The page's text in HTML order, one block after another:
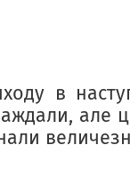
в
але